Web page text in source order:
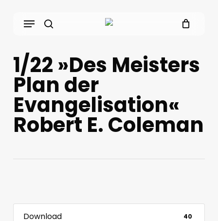
Menu
1/22 »Des Meisters
Plan der
Evangelisation«
Robert E. Coleman
Download 40